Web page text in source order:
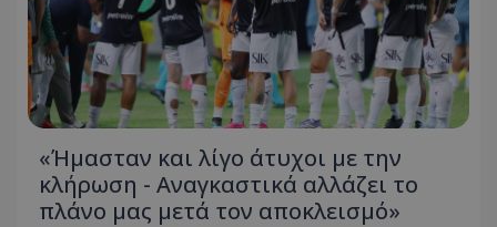
«Ήμασταν και λίγο άτυχοι με την
κλήρωση - Αναγκαστικά αλλάζει το
πλάνο μας μετά τον αποκλεισμό»